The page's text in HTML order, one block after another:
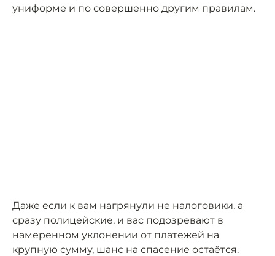
униформе и по совершенно другим правилам.
Даже если к вам нагрянули не налоговики, а
сразу полицейские, и вас подозревают в
намеренном уклонении от платежей на
крупную сумму, шанс на спасение остаётся.